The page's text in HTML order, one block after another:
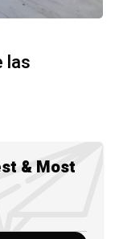
las
& Most